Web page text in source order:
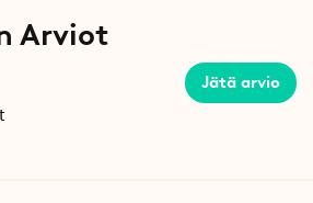
Arviot
Jätä arvio